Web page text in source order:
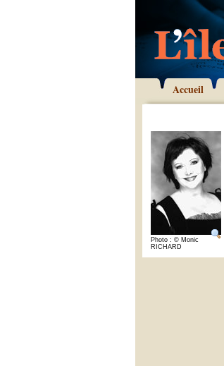
Accueil
Photo : © Monic
RICHARD